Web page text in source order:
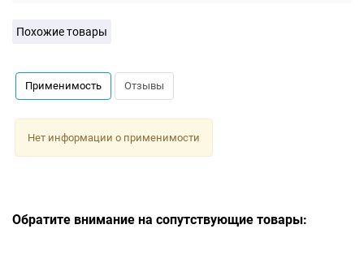
Похожие товары
Применимость Отзывы
Нет информации о применимости
Обратите внимание на сопутствующие товары: